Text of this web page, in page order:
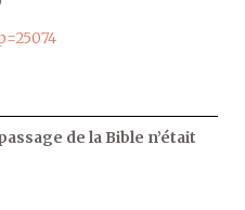
de la Bible n’était